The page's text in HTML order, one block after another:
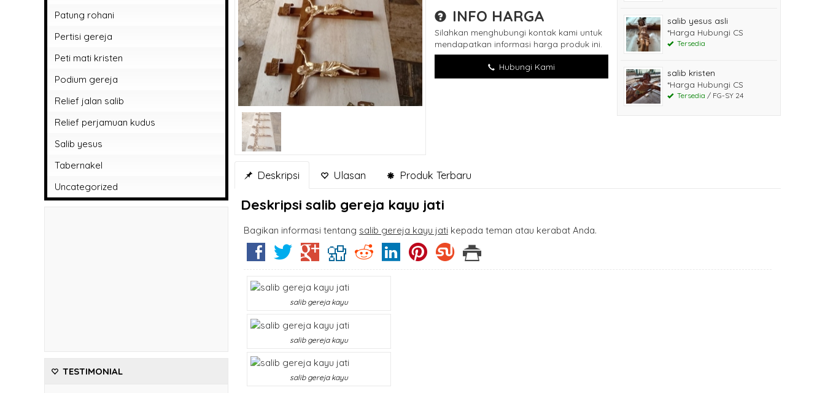
INFO HARGA
Silahkan menghubungi kontak kami untuk
mendapatkan informasi harga produk ini.
Hubungi Kami
salib yesus asli
*Harga Hubungi CS
Tersedia
salib kristen
*Harga Hubungi CS
Tersedia / FG-SY 24
Deskripsi Ulasan Produk Terbaru
Deskripsi salib gereja kayu jati
Bagikan informasi tentang salib gereja kayu jati kepada teman atau kerabat Anda.
salib gereja kayu
salib gereja kayu
salib gereja kayu
Patung rohani
Patung rohani bunda maria
patung rohani kristen
Patung rohani yesus memberkati
Pertisi gereja
Peti mati kristen
Podium gereja
Relief jalan salib
Relief perjamuan kudus
Salib yesus
Tabernakel
Uncategorized
TESTIMONIAL